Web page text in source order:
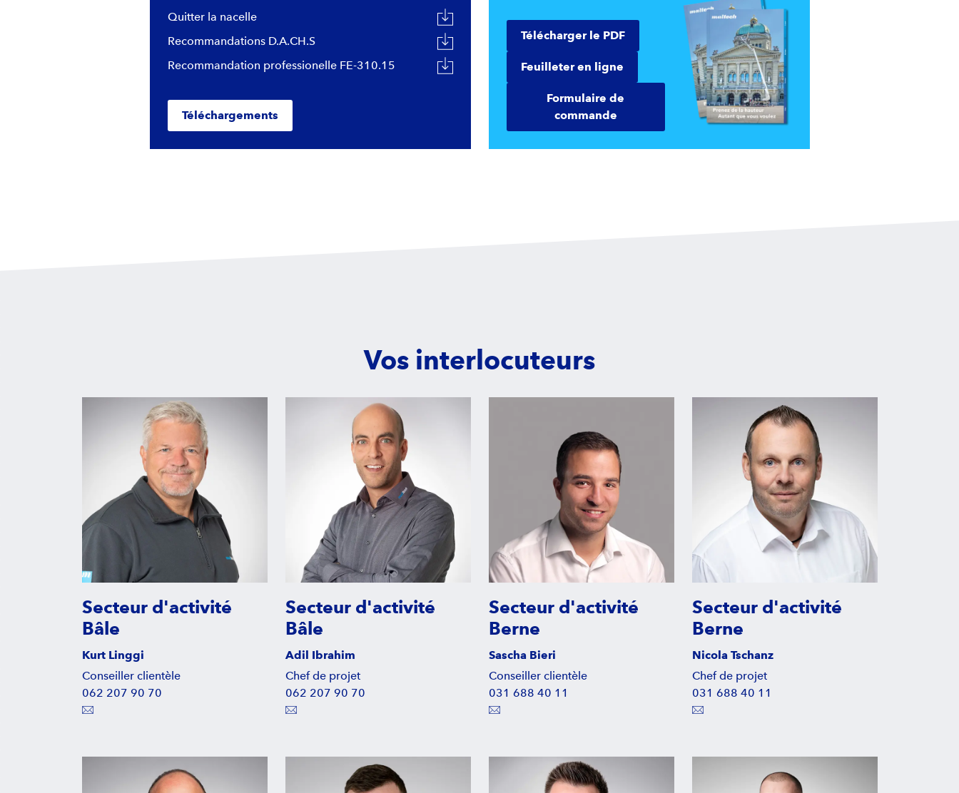
Quitter la nacelle
Recommandations D.A.CH.S
Recommandation professionelle FE-310.15
Téléchargements
Télécharger le PDF
Feuilleter en ligne
Formulaire de
commande
Vos interlocuteurs
Secteur d'activité
Bâle
Kurt Linggi
Conseiller clientèle
062 207 90 70
Secteur d'activité
Bâle
Adil Ibrahim
Chef de projet
062 207 90 70
Secteur d'activité
Berne
Sascha Bieri
Conseiller clientèle
031 688 40 11
Secteur d'activité
Berne
Nicola Tschanz
Chef de projet
031 688 40 11